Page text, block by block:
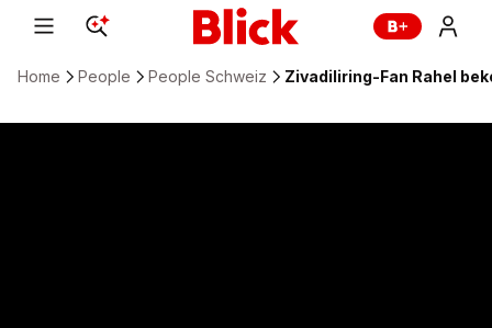
Home People People Schweiz Zivadiliring-Fan Rahel